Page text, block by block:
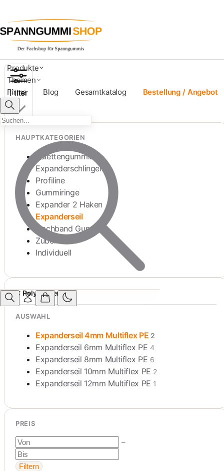
Produkte
Themen
Firma
Blog Gesamtkatalog Bestellung / Angebot
Expanderseil 4mm Multiflex
Filter
HAUPTKATEGORIEN
Palettengummis
Expanderschlingen
Profiline
Gummiringe
Expander 2 Haken
Expanderseil
Flachband Gummi
Zubehör
Individuell
Polyethylen
AUSWAHL
Expanderseil 4mm Multiflex PE 2
Expanderseil 6mm Multiflex PE 4
Expanderseil 8mm Multiflex PE 6
Expanderseil 10mm Multiflex PE 2
Expanderseil 12mm Multiflex PE 1
PREIS
–
Filtern